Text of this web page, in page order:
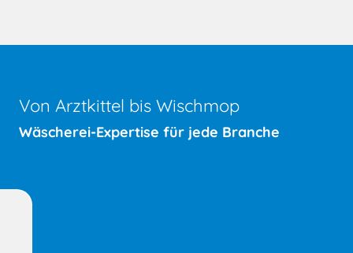
Von Arztkittel bis Wischmop
Wäscherei-Expertise für jede Branche